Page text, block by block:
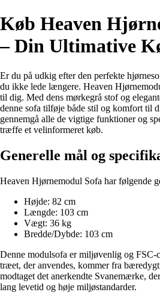
Køb Heaven
– Din Ultimative
Er du på udkig efter den perfekte
du ikke lede længere. Heaven
til dig. Med dens mørkegrå stof og
denne sofa tilføje både stil og komfort til
gennemgå alle de vigtige funktioner og
træffe et velinformeret køb.
Generelle mål og
Heaven Hjørnemodul Sofa har følgende
Højde: 82 cm
Længde: 103 cm
Vægt: 36 kg
Bredde/Dybde: 103 cm
Denne modulsofa er miljøvenlig og FSC-
træet, der anvendes, kommer fra
modtaget det anerkendte Svanemærke,
lang levetid og høje miljøstandarder.